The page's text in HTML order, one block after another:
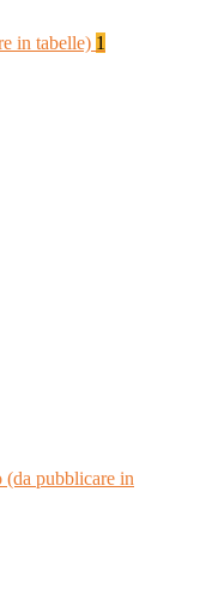
in tabelle) 1
pubblicare in